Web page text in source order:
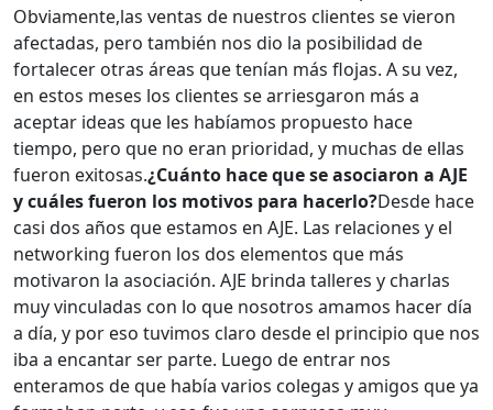
Obviamente,las ventas de nuestros clientes se vieron
afectadas, pero también nos dio la posibilidad de
fortalecer otras áreas que tenían más flojas. A su vez,
en estos meses los clientes se arriesgaron más a
aceptar ideas que les habíamos propuesto hace
tiempo, pero que no eran prioridad, y muchas de ellas
fueron exitosas.¿Cuánto hace que se asociaron a AJE
y cuáles fueron los motivos para hacerlo?Desde hace
casi dos años que estamos en AJE. Las relaciones y el
networking fueron los dos elementos que más
motivaron la asociación. AJE brinda talleres y charlas
muy vinculadas con lo que nosotros amamos hacer día
a día, y por eso tuvimos claro desde el principio que nos
iba a encantar ser parte. Luego de entrar nos
enteramos de que había varios colegas y amigos que ya